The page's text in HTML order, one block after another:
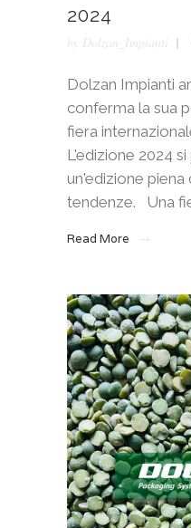
2024
by Dolzan_Impianti
Dolzan Impianti
conferma la sua
fiera
L'edizione 2024
un'edizione
tendenze. Una
Read More